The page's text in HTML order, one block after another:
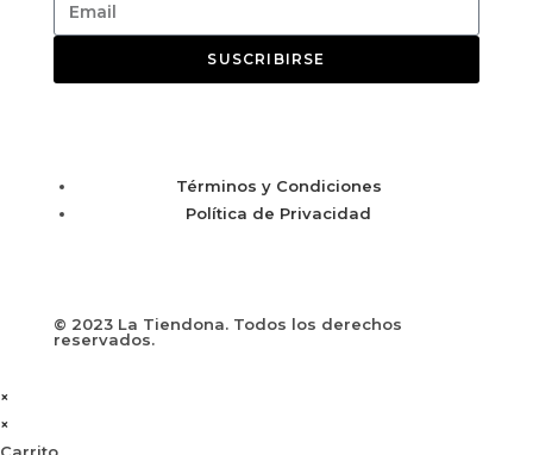
SUSCRIBIRSE
© 2023 La Tiendona. Todos los derechos
reservados.
Términos y Condiciones
Política de Privacidad
×
×